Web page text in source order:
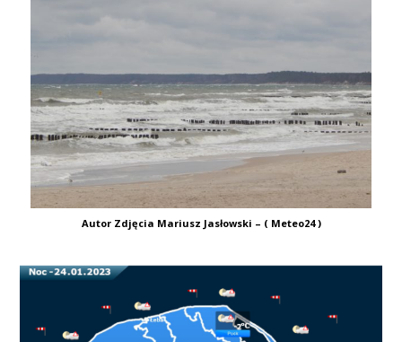
Autor Zdjęcia Mariusz Jasłowski – ( Meteo24 )